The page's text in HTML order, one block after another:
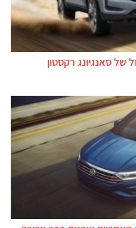
של סאנגיונג רקסטון